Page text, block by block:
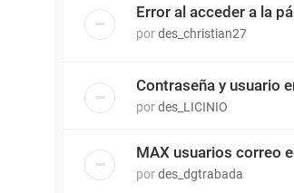
Error al acceder a la
pordes_christian27
Contraseña y usuario
pordes_LICINIO
MAX usuarios correo
pordes_dgtrabada